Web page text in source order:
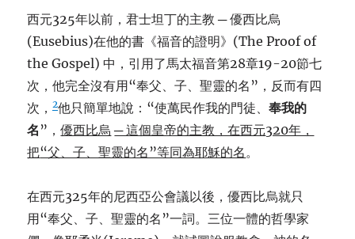
西元325年以前，君士坦丁的主教 ─ 優西比烏
(Eusebius)在他的書《福音的證明》(The Proof of
the Gospel) 中，引用了馬太福音第28章19-20節七
次，他完全沒有用“奉父、子、聖靈的名”，反而有四
次，2他只簡單地說：“使萬民作我的門徒、奉我的
名 ”，優西比烏 ─ 這個皇帝的主教，在西元320年，
把“父、子、聖靈的名”等同為耶穌的名。
在西元325年的尼西亞公會議以後，優西比烏就只
用“奉父、子、聖靈的名”一詞。三位一體的哲學家